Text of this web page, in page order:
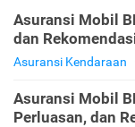
Asuransi Mobil
dan
Asuransi Kendaraan
Asuransi Mobil
Perluasan, dan